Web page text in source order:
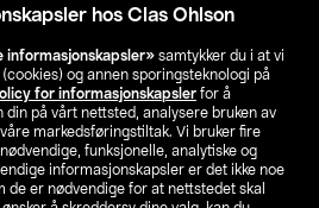
hos Clas Ohlson
informasjonskapsler» samtykker du i at vi
og annen sporingsteknologi på
for informasjonskapsler for å
på vårt nettsted, analysere bruken av
markedsføringstiltak. Vi bruker fire
funksjonelle, analytiske og
informasjonskapsler er det ikke noe
de er nødvendige for at nettstedet skal
Finn din butikk
SE NO FI